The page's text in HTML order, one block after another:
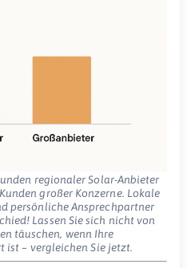
regionaler Solar-Anbieter
großer Konzerne. Lokale
persönliche Ansprechpartner
Lassen Sie sich nicht von
täuschen, wenn Ihre
ist – vergleichen Sie jetzt.